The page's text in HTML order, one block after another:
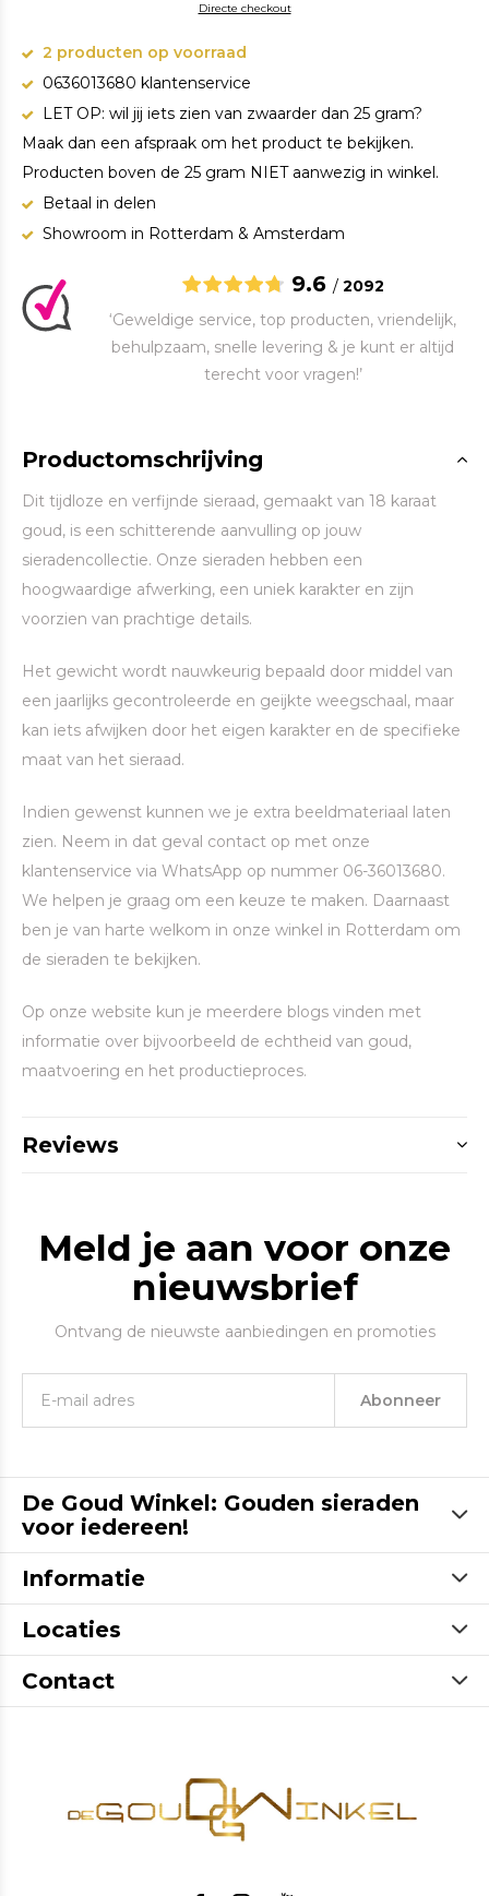
Directe checkout
2 producten op voorraad
0636013680 klantenservice
LET OP: wil jij iets zien van zwaarder dan 25 gram?
Maak dan een afspraak om het product te bekijken.
Producten boven de 25 gram NIET aanwezig in winkel.
Betaal in delen
Showroom in Rotterdam & Amsterdam
9.6 / 2092
‘Geweldige service, top producten, vriendelijk,
behulpzaam, snelle levering & je kunt er altijd
terecht voor vragen!’
Productomschrijving
Dit tijdloze en verfijnde sieraad, gemaakt van 18 karaat
goud, is een schitterende aanvulling op jouw
sieradencollectie. Onze sieraden hebben een
hoogwaardige afwerking, een uniek karakter en zijn
voorzien van prachtige details.
Het gewicht wordt nauwkeurig bepaald door middel van
een jaarlijks gecontroleerde en geijkte weegschaal, maar
kan iets afwijken door het eigen karakter en de specifieke
maat van het sieraad.
Indien gewenst kunnen we je extra beeldmateriaal laten
zien. Neem in dat geval contact op met onze
klantenservice via WhatsApp op nummer 06-36013680.
We helpen je graag om een keuze te maken. Daarnaast
ben je van harte welkom in onze winkel in Rotterdam om
de sieraden te bekijken.
Op onze website kun je meerdere blogs vinden met
informatie over bijvoorbeeld de echtheid van goud,
maatvoering en het productieproces.
Reviews
Meld je aan voor onze
nieuwsbrief
Ontvang de nieuwste aanbiedingen en promoties
Abonneer
De Goud Winkel: Gouden sieraden
voor iedereen!
Informatie
Locaties
Contact